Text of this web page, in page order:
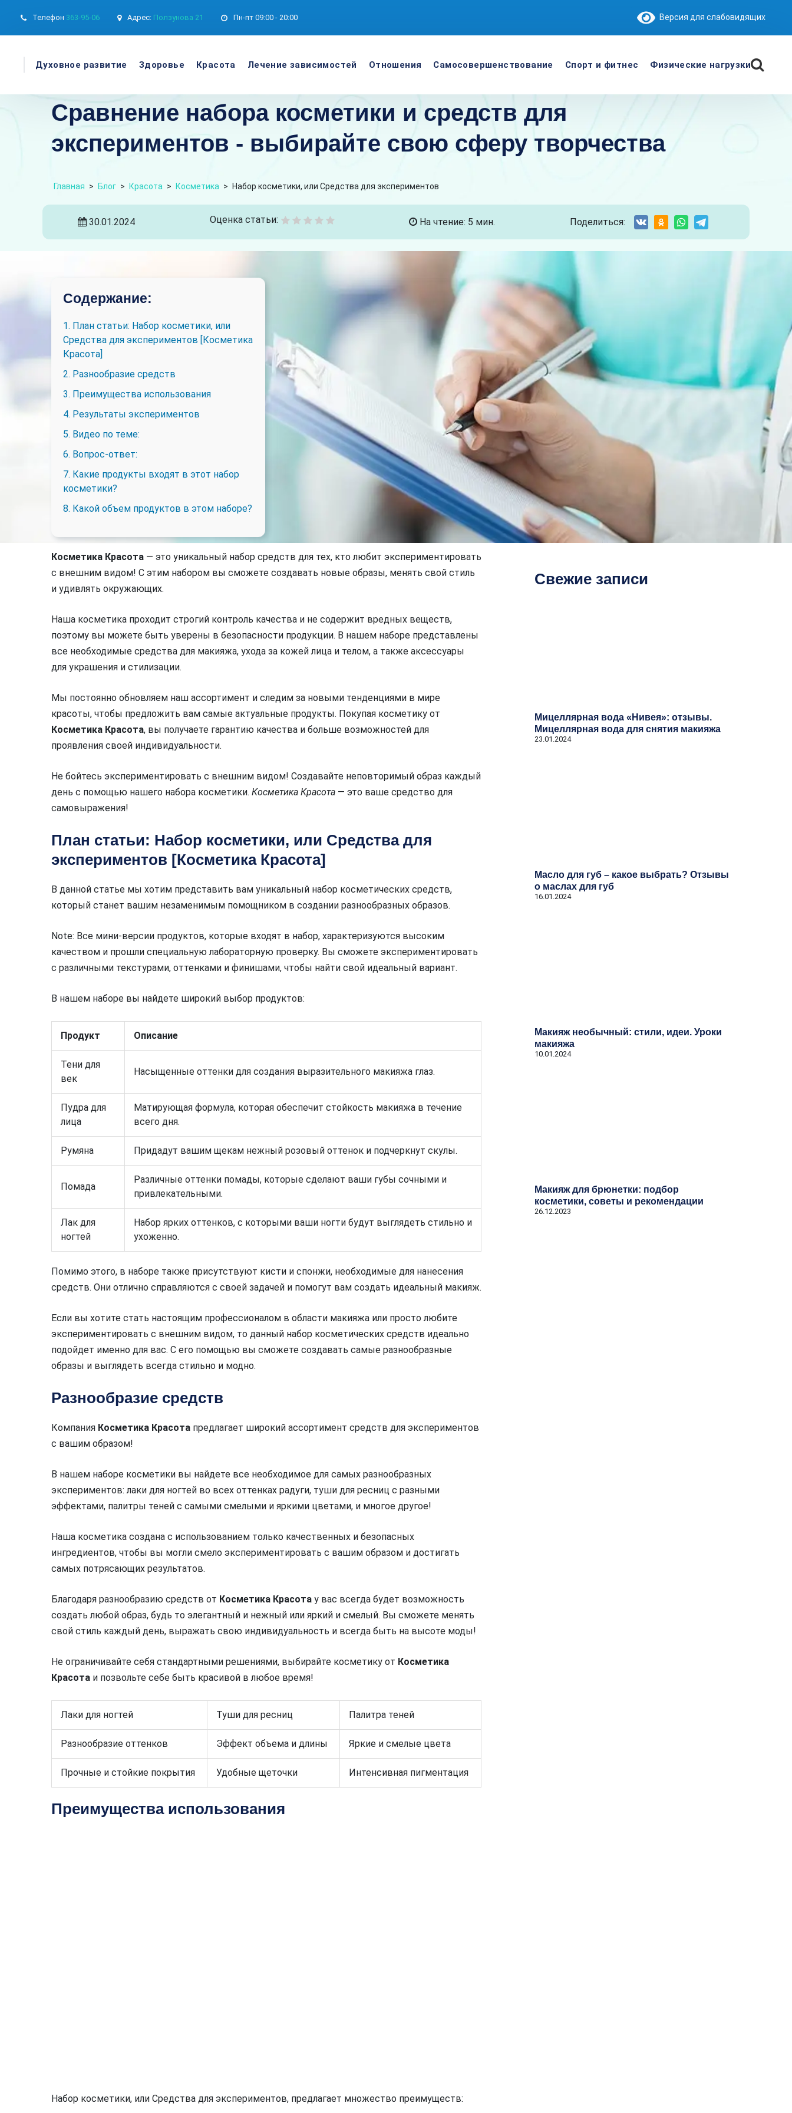
Телефон 363-95-06 Адрес: Ползунова 21 Пн-пт 09:00 - 20:00 Версия для слабовидящих
Духовное развитие Здоровье Красота Лечение зависимостей Отношения Самосовершенствование Спорт и фитнес Физические нагрузки
Сравнение набора косметики и средств для
экспериментов - выбирайте свою сферу творчества
Главная > Блог > Красота > Косметика > Набор косметики, или Средства для экспериментов
30.01.2024 Оценка статьи: На чтение: 5 мин. Поделиться:
Содержание:
1. План статьи: Набор косметики, или
Средства для экспериментов [Косметика
Красота]
2. Разнообразие средств
3. Преимущества использования
4. Результаты экспериментов
5. Видео по теме:
6. Вопрос-ответ:
7. Какие продукты входят в этот набор
косметики?
8. Какой объем продуктов в этом наборе?
Косметика Красота — это уникальный набор средств для тех, кто любит экспериментировать
с внешним видом! С этим набором вы сможете создавать новые образы, менять свой стиль
и удивлять окружающих.
Наша косметика проходит строгий контроль качества и не содержит вредных веществ,
поэтому вы можете быть уверены в безопасности продукции. В нашем наборе представлены
все необходимые средства для макияжа, ухода за кожей лица и телом, а также аксессуары
для украшения и стилизации.
Мы постоянно обновляем наш ассортимент и следим за новыми тенденциями в мире
красоты, чтобы предложить вам самые актуальные продукты. Покупая косметику от
Косметика Красота, вы получаете гарантию качества и больше возможностей для
проявления своей индивидуальности.
Не бойтесь экспериментировать с внешним видом! Создавайте неповторимый образ каждый
день с помощью нашего набора косметики. Косметика Красота — это ваше средство для
самовыражения!
План статьи: Набор косметики, или Средства для
экспериментов [Косметика Красота]
В данной статье мы хотим представить вам уникальный набор косметических средств,
который станет вашим незаменимым помощником в создании разнообразных образов.
Note: Все мини-версии продуктов, которые входят в набор, характеризуются высоким
качеством и прошли специальную лабораторную проверку. Вы сможете экспериментировать
с различными текстурами, оттенками и финишами, чтобы найти свой идеальный вариант.
В нашем наборе вы найдете широкий выбор продуктов:
Продукт Описание
Тени для
век
Насыщенные оттенки для создания выразительного макияжа глаз.
Пудра для
лица
Матирующая формула, которая обеспечит стойкость макияжа в течение
всего дня.
Румяна Придадут вашим щекам нежный розовый оттенок и подчеркнут скулы.
Помада
Различные оттенки помады, которые сделают ваши губы сочными и
привлекательными.
Лак для
ногтей
Набор ярких оттенков, с которыми ваши ногти будут выглядеть стильно и
ухоженно.
Помимо этого, в наборе также присутствуют кисти и спонжи, необходимые для нанесения
средств. Они отлично справляются с своей задачей и помогут вам создать идеальный макияж.
Если вы хотите стать настоящим профессионалом в области макияжа или просто любите
экспериментировать с внешним видом, то данный набор косметических средств идеально
подойдет именно для вас. С его помощью вы сможете создавать самые разнообразные
образы и выглядеть всегда стильно и модно.
Разнообразие средств
Компания Косметика Красота предлагает широкий ассортимент средств для экспериментов
с вашим образом!
В нашем наборе косметики вы найдете все необходимое для самых разнообразных
экспериментов: лаки для ногтей во всех оттенках радуги, туши для ресниц с разными
эффектами, палитры теней с самыми смелыми и яркими цветами, и многое другое!
Наша косметика создана с использованием только качественных и безопасных
ингредиентов, чтобы вы могли смело экспериментировать с вашим образом и достигать
самых потрясающих результатов.
Благодаря разнообразию средств от Косметика Красота у вас всегда будет возможность
создать любой образ, будь то элегантный и нежный или яркий и смелый. Вы сможете менять
свой стиль каждый день, выражать свою индивидуальность и всегда быть на высоте моды!
Не ограничивайте себя стандартными решениями, выбирайте косметику от Косметика
Красота и позвольте себе быть красивой в любое время!
Лаки для ногтей Туши для ресниц Палитра теней
Разнообразие оттенков Эффект объема и длины Яркие и смелые цвета
Прочные и стойкие покрытия Удобные щеточки Интенсивная пигментация
Преимущества использования
Набор косметики, или Средства для экспериментов, предлагает множество преимуществ:
Свежие записи
Мицеллярная вода «Нивея»: отзывы.
Мицеллярная вода для снятия макияжа
23.01.2024
Масло для губ – какое выбрать? Отзывы
о маслах для губ
16.01.2024
Макияж необычный: стили, идеи. Уроки
макияжа
10.01.2024
Макияж для брюнетки: подбор
косметики, советы и рекомендации
26.12.2023